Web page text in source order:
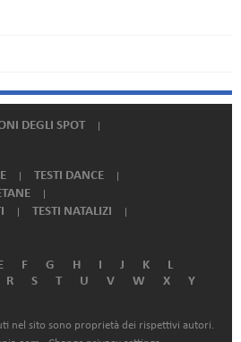
DEGLI SPOT
TESTI DANCE
TESTI NATALIZI
F G H I J K
L
R S T U V W X
Y
nel sito sono proprietà dei rispettivi autori.